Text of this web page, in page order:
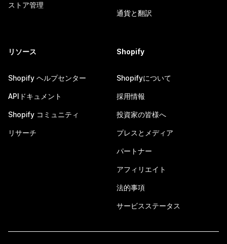
ストア管理
通貨と翻訳
リソース
Shopify ヘルプセンター
APIドキュメント
Shopify コミュニティ
リサーチ
Shopify
Shopifyについて
採用情報
投資家の皆様へ
プレスとメディア
パートナー
アフィリエイト
法的事項
サービスステータス